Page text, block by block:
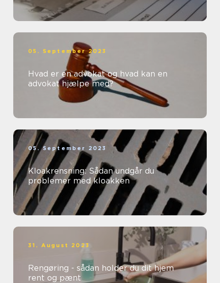
05. September 2023
Hvad er en advokat og hvad kan en
advokat hjælpe med?
05. September 2023
Kloakrensning: Sådan undgår du
problemer med kloakken
31. August 2023
Rengøring - sådan holder du dit hjem
rent og pænt